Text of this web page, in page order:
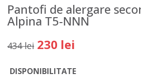
Pantofi de alergare
Alpina T5-NNN
434 lei 230 lei
DISPONIBILITATE